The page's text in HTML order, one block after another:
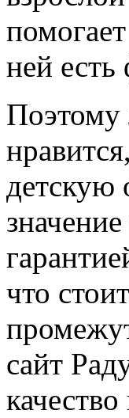
ней есть
Поэтому
детскую
что
сайт